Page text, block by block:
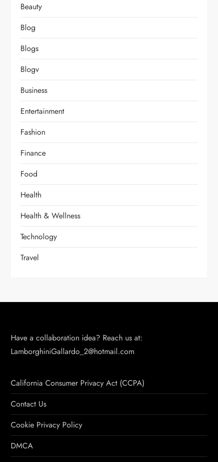
Beauty
Blog
Blogs
Blogv
Business
Entertainment
Fashion
Finance
Food
Health
Health & Wellness
Technology
Travel
Have a collaboration idea? Reach us at:
LamborghiniGallardo_2@hotmail.com
California Consumer Privacy Act (CCPA)
Contact Us
Cookie Privacy Policy
DMCA